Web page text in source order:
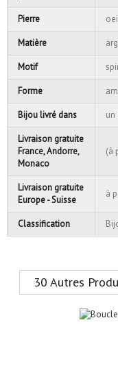
Pierre
Matière
Motif
Forme
Bijou livré dans un
Livraison gratuite
France, Andorre,
Monaco
(à
Livraison gratuite
Europe - Suisse
à
Classification
30 Autres